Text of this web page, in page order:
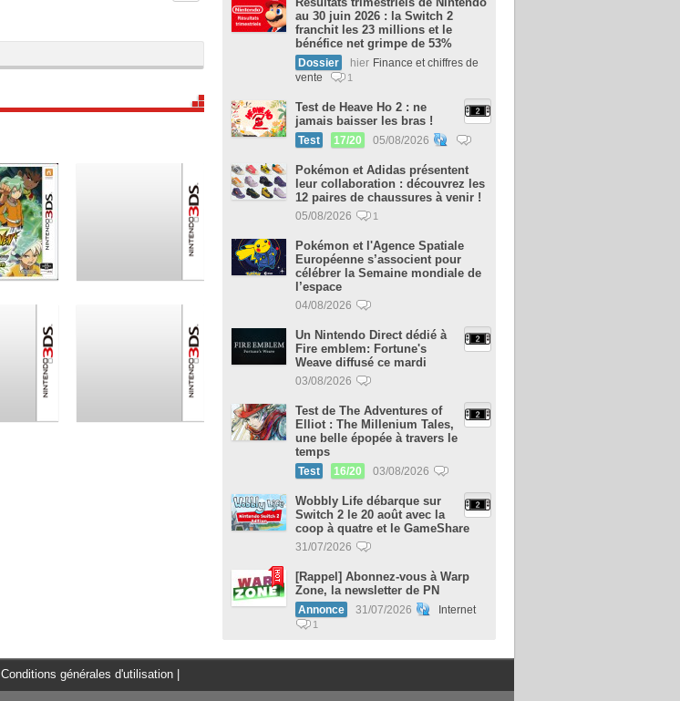
au 30 juin 2026 : la Switch 2
franchit les 23 millions et le
bénéfice net grimpe de 53%
Dossier hier Finance et chiffres de
vente
1
Test de Heave Ho 2 : ne
jamais baisser les bras !
Test 17/20 05/08/2026
Pokémon et Adidas présentent
leur collaboration : découvrez les
12 paires de chaussures à venir !
05/08/2026 1
Pokémon et l'Agence Spatiale
Européenne s’associent pour
célébrer la Semaine mondiale de
l’espace
04/08/2026
Un Nintendo Direct dédié à
Fire emblem: Fortune's
Weave diffusé ce mardi
03/08/2026
Test de The Adventures of
Elliot : The Millenium Tales,
une belle épopée à travers le
temps
Test 16/20 03/08/2026
Wobbly Life débarque sur
Switch 2 le 20 août avec la
coop à quatre et le GameShare
31/07/2026
[Rappel] Abonnez-vous à Warp
Zone, la newsletter de PN
Annonce 31/07/2026 Internet
1
Conditions générales d'utilisation